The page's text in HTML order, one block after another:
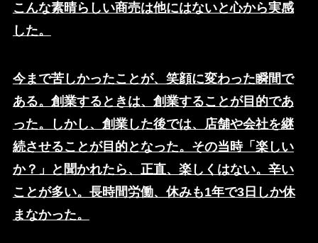
こんな素晴らしい商売は他にはないと心から実感
した。
今まで苦しかったことが、笑顔に変わった瞬間で
ある。創業するときは、創業することが目的であ
った。しかし、創業した後では、店舗や会社を継
続させることが目的となった。その当時「楽しい
か？」と聞かれたら、正直、楽しくはない。辛い
ことが多い。長時間労働、休みも1年で3日しか休
まなかった。